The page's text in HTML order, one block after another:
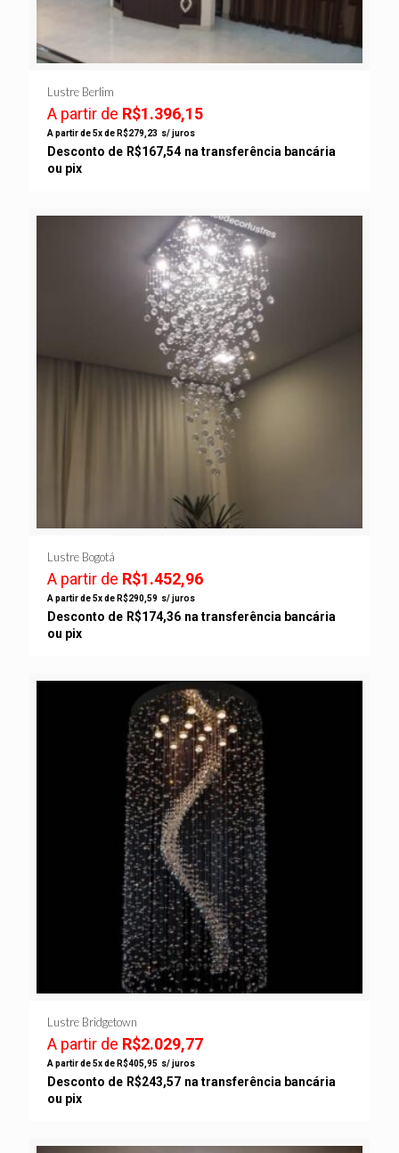
Lustre Berlim
A partir de R$1.396,15
A partir de 5x de R$279,23 s/ juros
Desconto de R$167,54 na transferência bancária
ou pix
Lustre Bogotá
A partir de R$1.452,96
A partir de 5x de R$290,59 s/ juros
Desconto de R$174,36 na transferência bancária
ou pix
Lustre Bridgetown
A partir de R$2.029,77
A partir de 5x de R$405,95 s/ juros
Desconto de R$243,57 na transferência bancária
ou pix